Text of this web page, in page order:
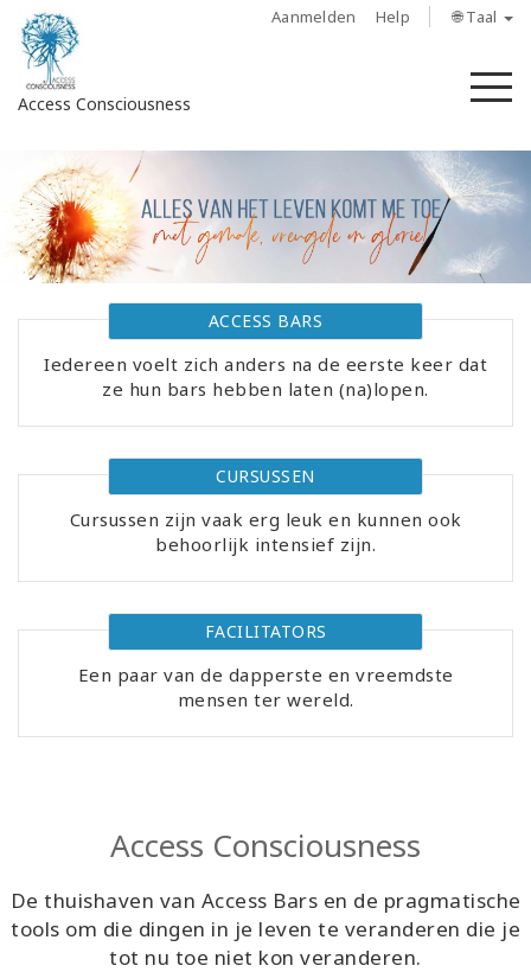
Aanmelden Help 🌐 Taal
Access Consciousness
Meld
u
aan
op
uw
account
About
Access
Regions
Cursussen
CONTACT
ACCESS BARS
Iedereen voelt zich anders na de eerste keer dat
ze hun bars hebben laten (na)lopen.
CURSUSSEN
Cursussen zijn vaak erg leuk en kunnen ook
behoorlijk intensief zijn.
FACILITATORS
Een paar van de dapperste en vreemdste
mensen ter wereld.
Access Consciousness
De thuishaven van Access Bars en de pragmatische
tools om die dingen in je leven te veranderen die je
tot nu toe niet kon veranderen.